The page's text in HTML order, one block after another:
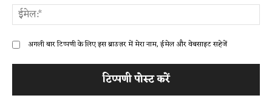
अगली बार टिप्पणी के लिए इस ब्राउज़र में मेरा नाम, ईमेल और वेबसाइट सहेजें